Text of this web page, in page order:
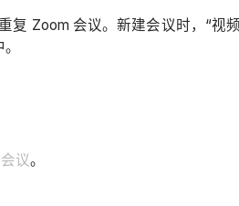
Zoom 会议。新建会议时，“
议。